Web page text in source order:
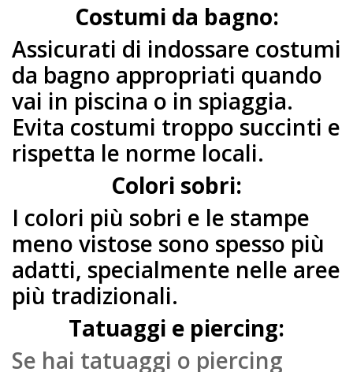
Costumi da bagno:
Assicurati di indossare costumi
da bagno appropriati quando
vai in piscina o in spiaggia.
Evita costumi troppo succinti e
rispetta le norme locali.
Colori sobri:
I colori più sobri e le stampe
meno vistose sono spesso più
adatti, specialmente nelle aree
più tradizionali.
Tatuaggi e piercing:
Se hai tatuaggi o piercing